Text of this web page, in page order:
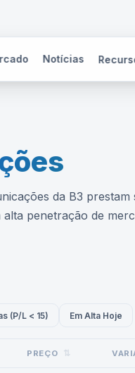
Notícias
da B3
penetração de
(P/L < 15) Em Alta Hoje
PREÇO ⇅